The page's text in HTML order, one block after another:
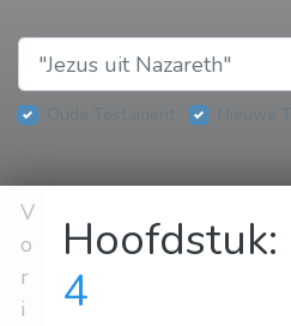
V
o
r
i
Hoofdstuk:
4